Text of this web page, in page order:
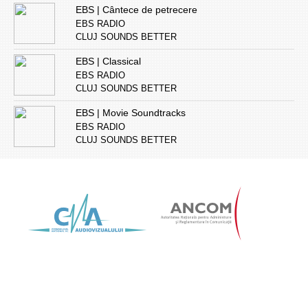
EBS | Cântece de petrecere
EBS RADIO
CLUJ SOUNDS BETTER
EBS | Classical
EBS RADIO
CLUJ SOUNDS BETTER
EBS | Movie Soundtracks
EBS RADIO
CLUJ SOUNDS BETTER